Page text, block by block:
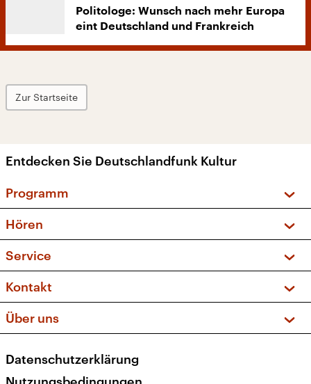
Politologe: Wunsch nach mehr Europa
eint Deutschland und Frankreich
Zur Startseite
Entdecken Sie Deutschlandfunk Kultur
Programm
Sendungen und Podcasts
Musikliste
Kakadu – Das Kinderprogramm
Hören
Frequenzen (UKW + DAB+)
Service
FAQ
Apps
Newsletter
Veranstaltungen
Kontakt
Social Media
Über uns
Presse
Datenschutzerklärung